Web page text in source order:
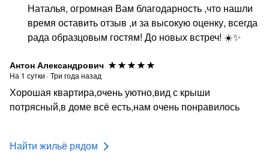
Для Вас приготовили модные стильные дизайнерские
бокалы ручной работы 🥂для солнечного шампанского
и другого аперитива.
Для вашего комфорта есть абсолютно всё
необходимое: начиная с халатов, одноразовых
тапочек, и заканчивая одноразовыми зубными
щётками. Всегда горячая вода!
пролётом и выходом на террасу☀️(более 100 кв.м), где
Наталья, огромная Вам благодарность ,что нашли
время оставить отзыв ,и за высокую оценку, всегда
рада образцовым гостям! До новых встреч! ☀️✨
Антон Александрович
На 1 сутки ·Три года назад
Хорошая квартира,очень уютно,вид с крыши
потрясный,в доме всё есть,нам очень понравилось
Найти жильё рядом